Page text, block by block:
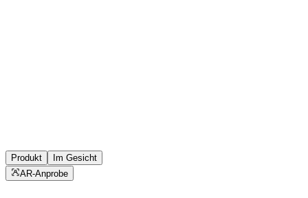
Produkt
Im Gesicht
AR-Anprobe